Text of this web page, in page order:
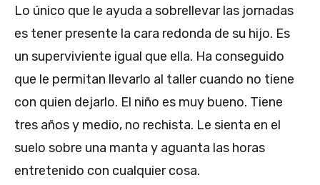
Lo único que le ayuda a sobrellevar las jornadas
es tener presente la cara redonda de su hijo. Es
un superviviente igual que ella. Ha conseguido
que le permitan llevarlo al taller cuando no tiene
con quien dejarlo. El niño es muy bueno. Tiene
tres años y medio, no rechista. Le sienta en el
suelo sobre una manta y aguanta las horas
entretenido con cualquier cosa.